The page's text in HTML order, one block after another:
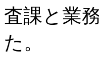
査課と業
た。